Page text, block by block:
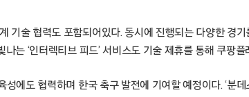
기술 협력도 포함되어있다. 동시에 진행되는 다양한 경
나는 ‘인터렉티브 피드’ 서비스도 기술 제휴를 통해 쿠팡
성에도 협력하며 한국 축구 발전에 기여할 예정이다. ‘분데